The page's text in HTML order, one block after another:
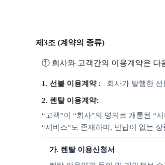
제3조 (계약의 종류)
① 회사와 고객간의 이용계약은 다
1. 선불 이용계약 : 회사가 발행한
2. 렌탈 이용계약:
“고객”이 “회사”의 명의로 개통된 “
“서비스”도 존재하며, 반납이 없는
가. 렌탈 이용신청서